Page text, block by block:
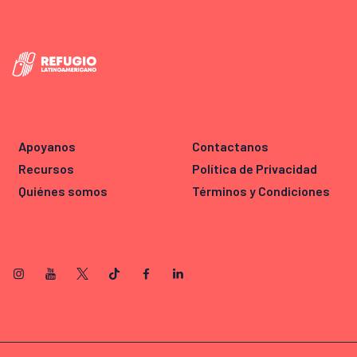
Apoyanos
Recursos
Quiénes somos
Contactanos
Política de Privacidad
Términos y Condiciones